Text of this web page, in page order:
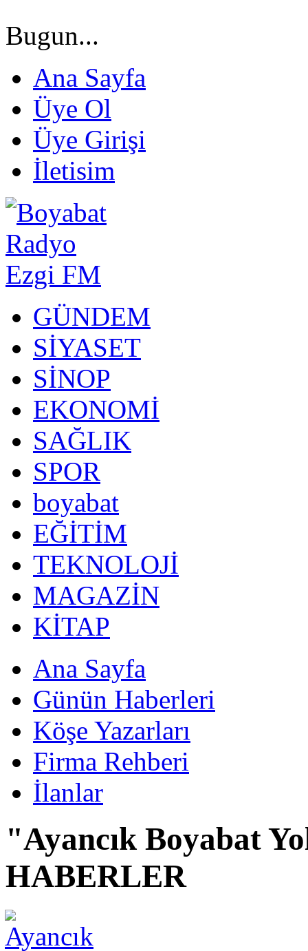
Bugun...
Ana Sayfa
Üye Ol
Üye Girişi
İletisim
GÜNDEM
SİYASET
SİNOP
EKONOMİ
SAĞLIK
SPOR
boyabat
EĞİTİM
TEKNOLOJİ
MAGAZİN
KİTAP
Ana Sayfa
Günün Haberleri
Köşe Yazarları
Firma Rehberi
İlanlar
"Ayancık Boyabat
HABERLER